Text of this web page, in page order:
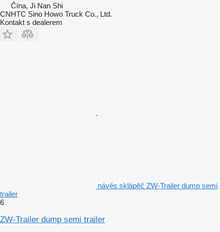
Čína, Ji Nan Shi
CNHTC Sino Howo Truck Co., Ltd.
Kontakt s dealerem
návěs sklápěč ZW-Trailer dump semi
trailer
6
ZW-Trailer dump semi trailer